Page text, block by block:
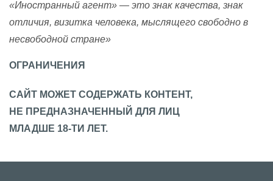
«Иностранный агент» — это знак качества, знак
отличия, визитка человека, мыслящего свободно в
несвободной стране»
ОГРАНИЧЕНИЯ
САЙТ МОЖЕТ СОДЕРЖАТЬ КОНТЕНТ,
НЕ ПРЕДНАЗНАЧЕННЫЙ ДЛЯ ЛИЦ
МЛАДШЕ 18-ТИ ЛЕТ.